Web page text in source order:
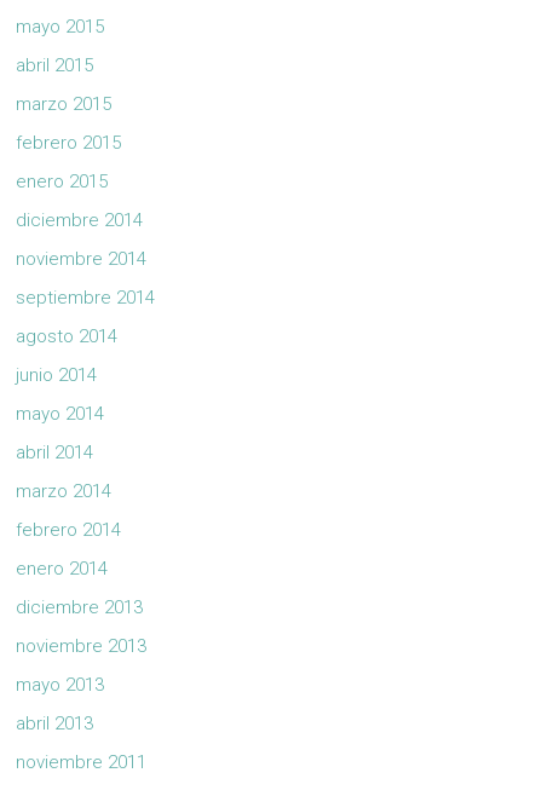
mayo 2015
abril 2015
marzo 2015
febrero 2015
enero 2015
diciembre 2014
noviembre 2014
septiembre 2014
agosto 2014
junio 2014
mayo 2014
abril 2014
marzo 2014
febrero 2014
enero 2014
diciembre 2013
noviembre 2013
mayo 2013
abril 2013
noviembre 2011